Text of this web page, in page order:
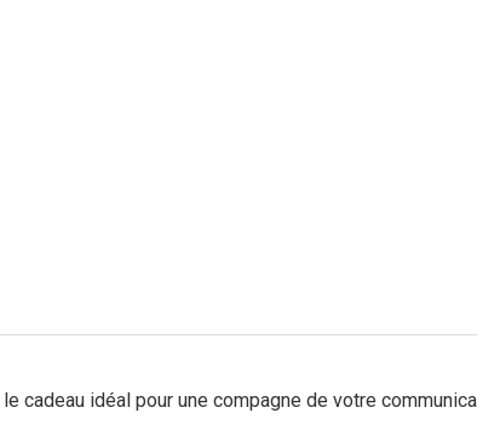
le cadeau idéal pour une compagne de votre